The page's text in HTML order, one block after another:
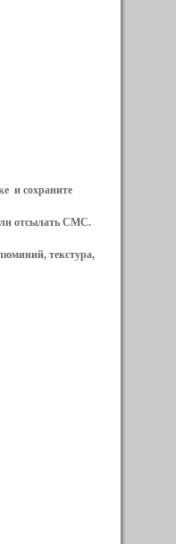
и сохраните
отсылать СМС.
текстура,